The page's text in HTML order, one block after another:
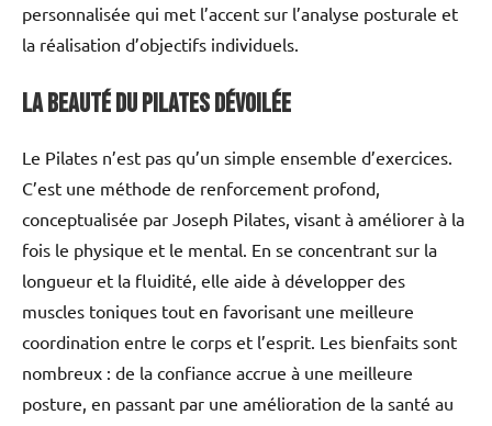
personnalisée qui met l’accent sur l’analyse posturale et
la réalisation d’objectifs individuels.
La beauté du pilates dévoilée
Le Pilates n’est pas qu’un simple ensemble d’exercices.
C’est une méthode de renforcement profond,
conceptualisée par Joseph Pilates, visant à améliorer à la
fois le physique et le mental. En se concentrant sur la
longueur et la fluidité, elle aide à développer des
muscles toniques tout en favorisant une meilleure
coordination entre le corps et l’esprit. Les bienfaits sont
nombreux : de la confiance accrue à une meilleure
posture, en passant par une amélioration de la santé au